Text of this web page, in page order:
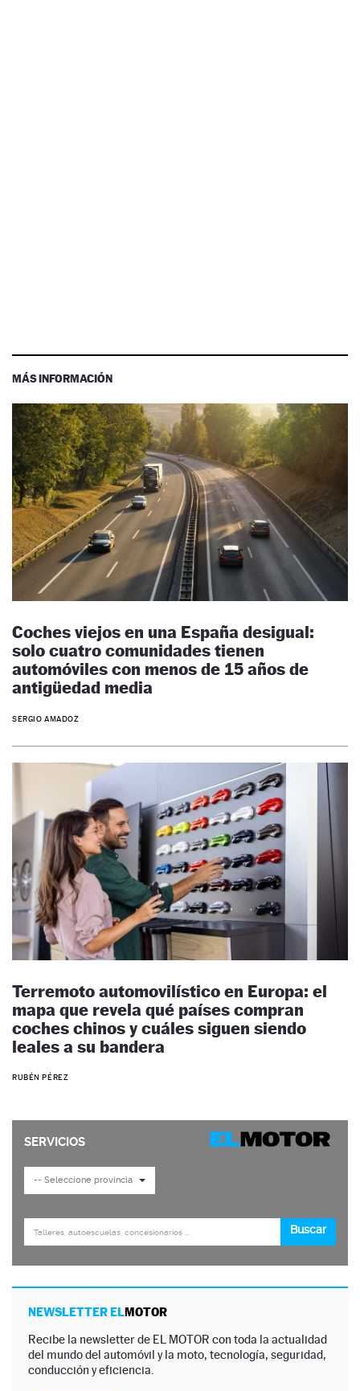
MÁS INFORMACIÓN
Coches viejos en una España desigual:
solo cuatro comunidades tienen
automóviles con menos de 15 años de
antigüedad media
SERGIO AMADOZ
Terremoto automovilístico en Europa: el
mapa que revela qué países compran
coches chinos y cuáles siguen siendo
leales a su bandera
RUBÉN PÉREZ
NEWSLETTER ELMOTOR
Recibe la newsletter de EL MOTOR con toda la actualidad
del mundo del automóvil y la moto, tecnología, seguridad,
conducción y eficiencia.